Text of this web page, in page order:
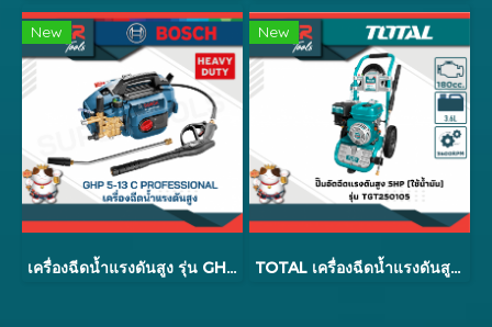
New
เครื่องฉีดน้ำแรงดันสูง รุ่น GHP 5-13 C
New
TOTAL เครื่องฉีดน้ำแรงดันสูงเครื่องยนต์เบนซิน รุ่น TGT250105